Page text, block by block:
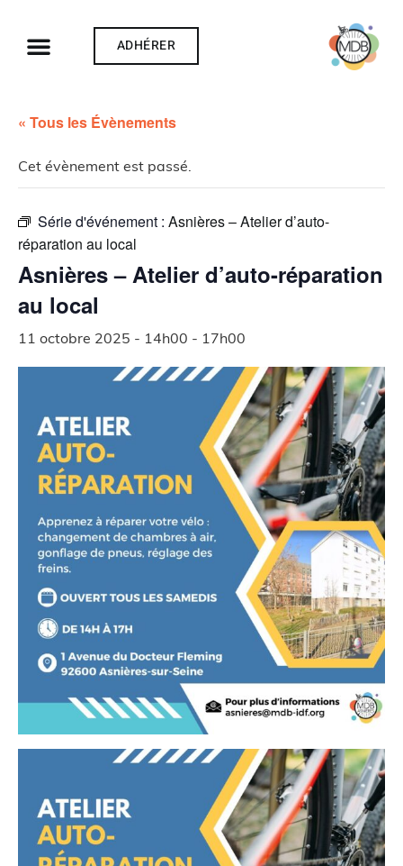
ADHÉRER
« Tous les Évènements
Cet évènement est passé.
Série d'événement : Asnières – Atelier d’auto-
réparation au local
Asnières – Atelier d’auto-réparation
au local
11 octobre 2025 - 14h00 - 17h00